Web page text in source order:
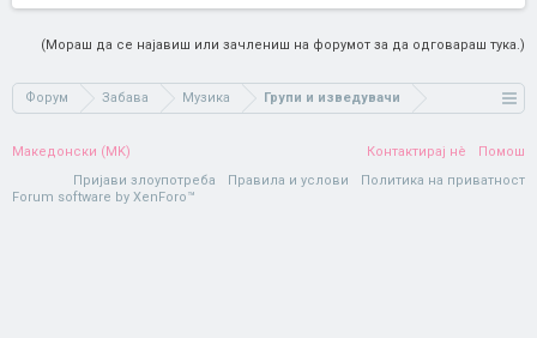
(Мораш да се најавиш или зачлениш на форумот за да одговараш тука.)
Форум Забава Музика Групи и изведувачи
Македонски (MK) Контактирај нè
Помош
Пријави злоупотреба
Правила и услови
Политика на приватност
Forum software by XenForo™